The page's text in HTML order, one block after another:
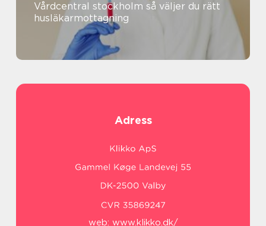
Vårdcentral stockholm så väljer du rätt
husläkarmottagning
Adress
web: www.klikko.dk/